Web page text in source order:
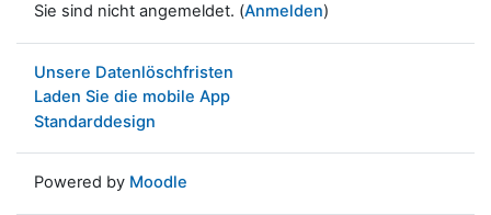
Sie sind nicht angemeldet. (Anmelden)
Unsere Datenlöschfristen
Laden Sie die mobile App
Standarddesign
Powered by Moodle